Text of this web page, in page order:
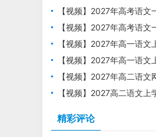
学视频
【视频】2027年高考语
洋高三语文上学期暑假班
【视频】2027年高考语
博杨高三语文上学期暑假
【视频】2027年高一语
高一语文暑假班视频教程
【视频】2027年高一语
玮高一语文暑假班视频教程
【视频】2027年高二语文
语文上学期暑假班视频教程
【视频】2027高二语文上
精彩评论